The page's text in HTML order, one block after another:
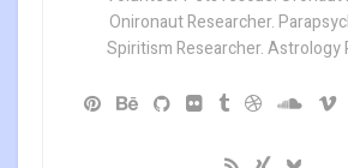
Onironaut Researcher.
Spiritism Researcher. Astrology